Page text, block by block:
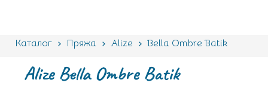
Каталог Пряжа Alize Bella Ombre Batik
Alize Bella Ombre Batik